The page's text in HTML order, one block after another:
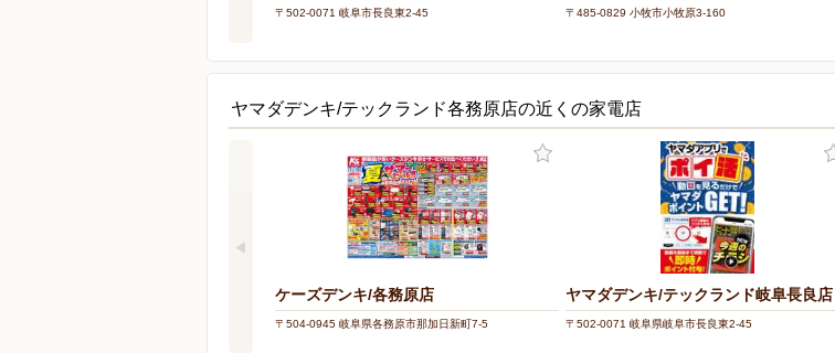
〒502-0071 岐阜市長良東2-45 〒485-0829 小牧市小牧原3-160
ヤマダデンキ/テックランド各務原店の近くの家電店
ケーズデンキ/各務原店
〒504-0945 岐阜県各務原市那加日新町7-5
ヤマダデンキ/テックランド岐阜長良店
〒502-0071 岐阜県岐阜市長良東2-45